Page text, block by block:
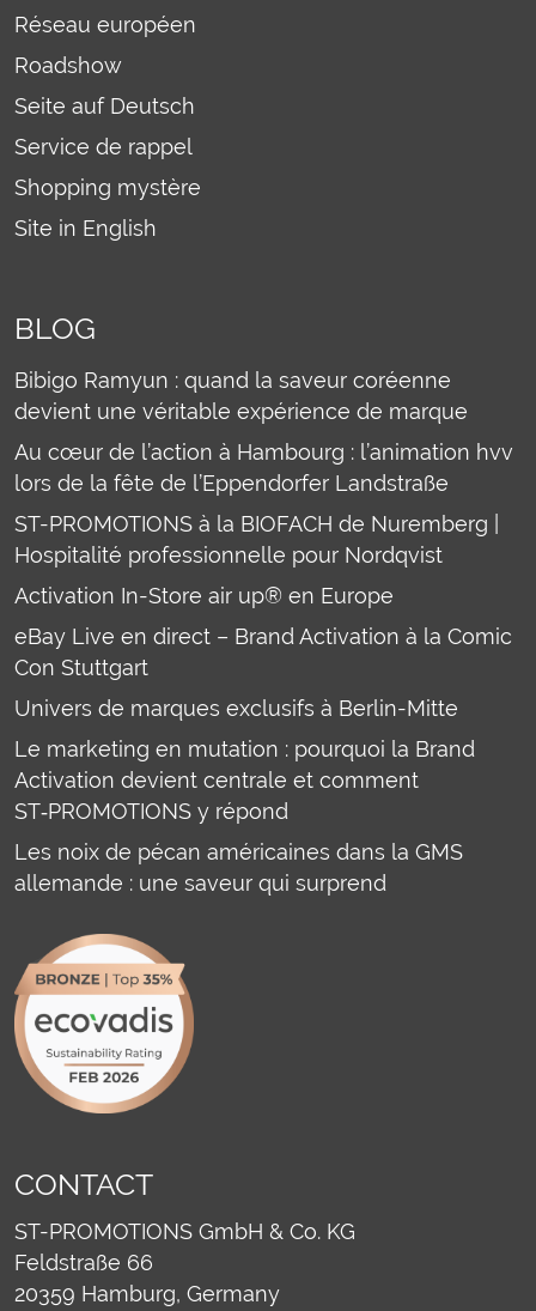
Réseau européen
Roadshow
Seite auf Deutsch
Service de rappel
Shopping mystère
Site in English
BLOG
Bibigo Ramyun : quand la saveur coréenne
devient une véritable expérience de marque
Au cœur de l’action à Hambourg : l’animation hvv
lors de la fête de l’Eppendorfer Landstraße
ST-PROMOTIONS à la BIOFACH de Nuremberg |
Hospitalité professionnelle pour Nordqvist
Activation In-Store air up® en Europe
eBay Live en direct – Brand Activation à la Comic
Con Stuttgart
Univers de marques exclusifs à Berlin-Mitte
Le marketing en mutation : pourquoi la Brand
Activation devient centrale et comment
ST‑PROMOTIONS y répond
Les noix de pécan américaines dans la GMS
allemande : une saveur qui surprend
CONTACT
ST-PROMOTIONS GmbH & Co. KG
Feldstraße 66
20359 Hamburg, Germany